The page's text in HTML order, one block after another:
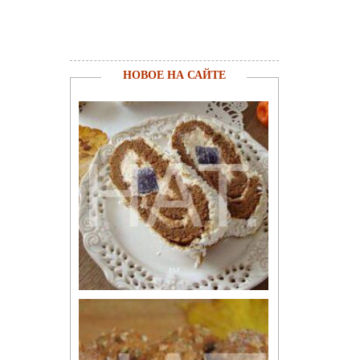
НОВОЕ НА САЙТЕ